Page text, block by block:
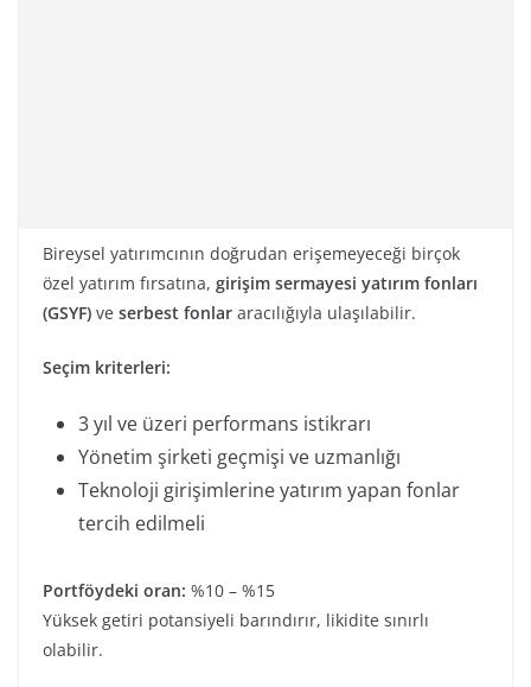
Bireysel yatırımcının doğrudan erişemeyeceği birçok
özel yatırım fırsatına, girişim sermayesi yatırım fonları
(GSYF) ve serbest fonlar aracılığıyla ulaşılabilir.
Seçim kriterleri:
3 yıl ve üzeri performans istikrarı
Yönetim şirketi geçmişi ve uzmanlığı
Teknoloji girişimlerine yatırım yapan fonlar
tercih edilmeli
Portföydeki oran: %10 – %15
Yüksek getiri potansiyeli barındırır, likidite sınırlı
olabilir.